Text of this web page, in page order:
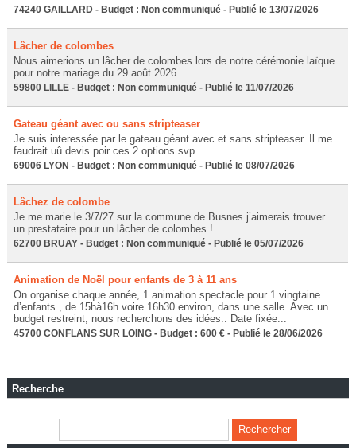
74240 GAILLARD - Budget : Non communiqué - Publié le 13/07/2026
Lâcher de colombes
Nous aimerions un lâcher de colombes lors de notre cérémonie laïque
pour notre mariage du 29 août 2026.
59800 LILLE - Budget : Non communiqué - Publié le 11/07/2026
Gateau géant avec ou sans stripteaser
Je suis interessée par le gateau géant avec et sans stripteaser. Il me
faudrait uû devis poir ces 2 options svp
69006 LYON - Budget : Non communiqué - Publié le 08/07/2026
Lâchez de colombe
Je me marie le 3/7/27 sur la commune de Busnes j’aimerais trouver
un prestataire pour un lâcher de colombes !
62700 BRUAY - Budget : Non communiqué - Publié le 05/07/2026
Animation de Noël pour enfants de 3 à 11 ans
On organise chaque année, 1 animation spectacle pour 1 vingtaine
d’enfants , de 15hà16h voire 16h30 environ, dans une salle. Avec un
budget restreint, nous recherchons des idées.. Date fixée...
45700 CONFLANS SUR LOING - Budget : 600 € - Publié le 28/06/2026
Recherche